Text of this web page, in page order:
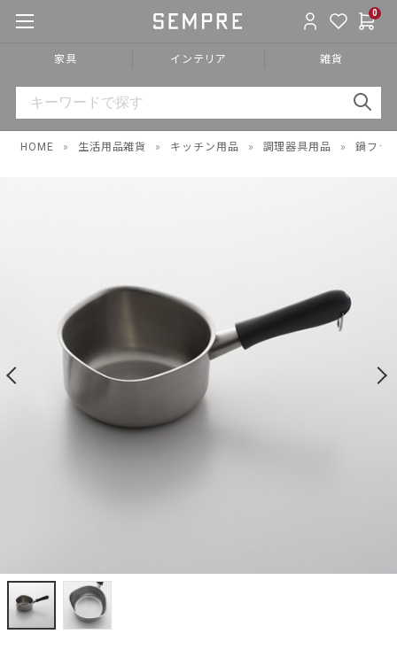
0
家具 インテリア 雑貨
HOME » 生活用品雑貨 » キッチン用品 » 調理器具用品 » 鍋フラ